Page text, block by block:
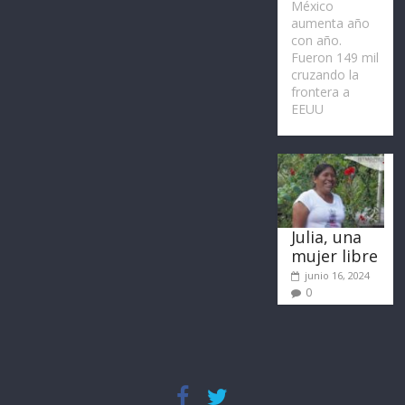
México
aumenta año
con año.
Fueron 149 mil
cruzando la
frontera a
EEUU
Julia, una
mujer libre
junio 16, 2024
0